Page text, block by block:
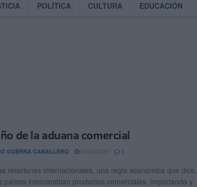
POLÍTICA CULTURA EDUCACIÓN
de la aduana comercial
GUERRA CABALLERO 0
relaciones internacionales, una regla económica que dice,
países intercambian productos comerciales, importando y